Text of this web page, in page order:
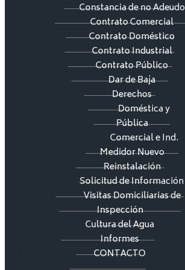
Constancia de no Adeudo
Contrato Comercial
Contrato Doméstico
Contrato Industrial
Contrato Público
Dar de Baja
Derechos
Doméstica y
Pública
Comercial e Ind.
Medidor Nuevo
Reinstalación
Solicitud de Información
Visitas Domiciliarias de
Inspección
Cultura del Agua
Informes
CONTACTO